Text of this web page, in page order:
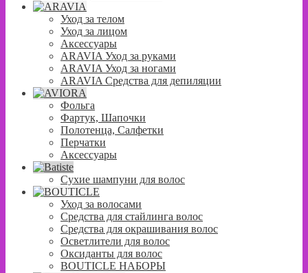
Уход за телом
Уход за лицом
Аксессуары
ARAVIA Уход за руками
ARAVIA Уход за ногами
ARAVIA Средства для депиляции
Фольга
Фартук, Шапочки
Полотенца, Салфетки
Перчатки
Аксессуары
Сухие шампуни для волос
Уход за волосами
Средства для стайлинга волос
Средства для окрашивания волос
Осветлители для волос
Оксиданты для волос
BOUTICLE НАБОРЫ